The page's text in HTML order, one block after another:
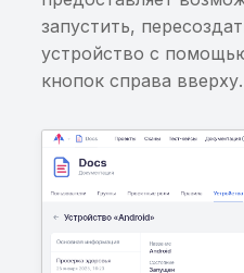
запустить,
устройство с
кнопок справа вверху.